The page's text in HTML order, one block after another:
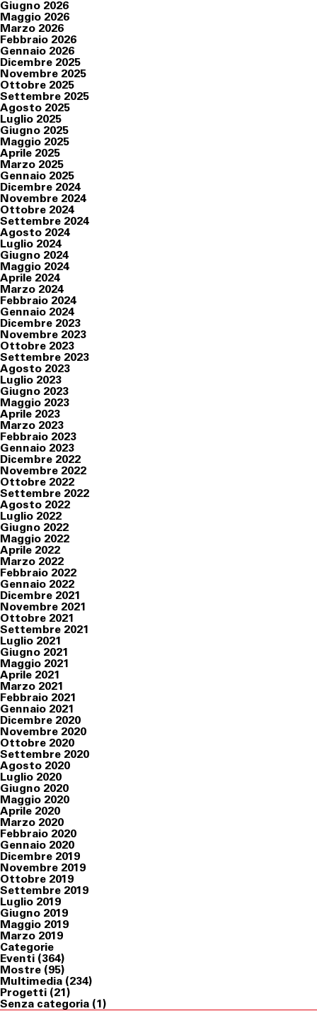
Giugno 2026
Maggio 2026
Marzo 2026
Febbraio 2026
Gennaio 2026
Dicembre 2025
Novembre 2025
Ottobre 2025
Settembre 2025
Agosto 2025
Luglio 2025
Giugno 2025
Maggio 2025
Aprile 2025
Marzo 2025
Gennaio 2025
Dicembre 2024
Novembre 2024
Ottobre 2024
Settembre 2024
Agosto 2024
Luglio 2024
Giugno 2024
Maggio 2024
Aprile 2024
Marzo 2024
Febbraio 2024
Gennaio 2024
Dicembre 2023
Novembre 2023
Ottobre 2023
Settembre 2023
Agosto 2023
Luglio 2023
Giugno 2023
Maggio 2023
Aprile 2023
Marzo 2023
Febbraio 2023
Gennaio 2023
Dicembre 2022
Novembre 2022
Ottobre 2022
Settembre 2022
Agosto 2022
Luglio 2022
Giugno 2022
Maggio 2022
Aprile 2022
Marzo 2022
Febbraio 2022
Gennaio 2022
Dicembre 2021
Novembre 2021
Ottobre 2021
Settembre 2021
Luglio 2021
Giugno 2021
Maggio 2021
Aprile 2021
Marzo 2021
Febbraio 2021
Gennaio 2021
Dicembre 2020
Novembre 2020
Ottobre 2020
Settembre 2020
Agosto 2020
Luglio 2020
Giugno 2020
Maggio 2020
Aprile 2020
Marzo 2020
Febbraio 2020
Gennaio 2020
Dicembre 2019
Novembre 2019
Ottobre 2019
Settembre 2019
Luglio 2019
Giugno 2019
Maggio 2019
Marzo 2019
Categorie
Eventi (364)
Mostre (95)
Multimedia (234)
Progetti (21)
Senza categoria (1)